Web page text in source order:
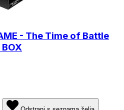
- The Time of Battle
BOX